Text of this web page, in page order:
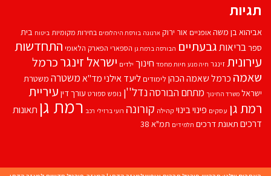
תגיות
אביהוא בן משהאופניים אור ירוק ארנונה בורסת היהלומים בחירות מקומיות ביטוח בית
ספרבריאותגבעתיים הבורסה ברמת גן הספארי הפארק הלאומי התחדשות
עירוניתזינגר חיה מנע חיות מחמד חינוך ילדים ישראל זינגרכרמל
שאמה כרמל שאמה הכהן לימודים ליעד אילנימד''אמשטרה משטרת
ישראל משרד החינוך מתחם הבורסהנדל''ן נופש ספורט עורך דין עיריית
רמת גן עסקים פינוי בינוי קהילה קורונה רועי ברזילי רכב רמת גן תאונות
דרכים תאונת דרכים תלמידים תמ"א 38